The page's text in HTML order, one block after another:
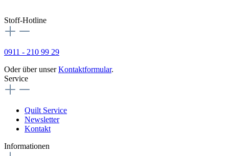
Stoff-Hotline
0911 - 210 99 29
Oder über unserKontaktformular.
Service
Quilt Service
Newsletter
Kontakt
Informationen